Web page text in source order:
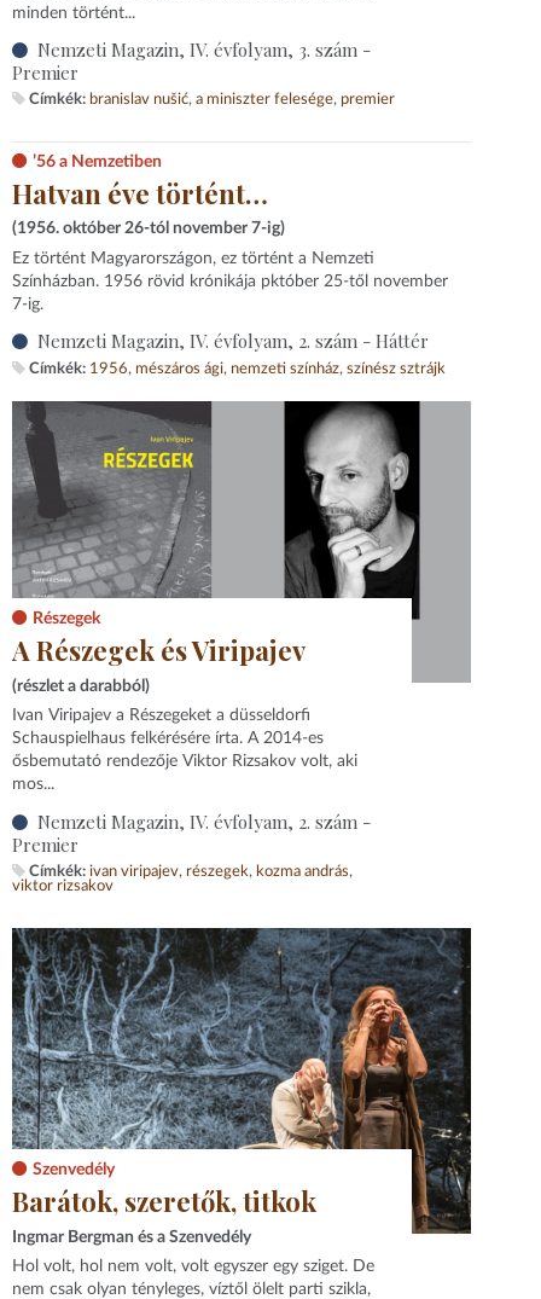
minden történt...
Nemzeti Magazin, IV. évfolyam, 3. szám -
Premier
Címkék: branislav nušić a miniszter felesége premier
’56 a Nemzetiben
Hatvan éve történt…
(1956. október 26-tól november 7-ig)
Ez történt Magyarországon, ez történt a Nemzeti
Színházban. 1956 rövid krónikája pktóber 25-től november
7-ig.
Nemzeti Magazin, IV. évfolyam, 2. szám - Háttér
Címkék: 1956 mészáros ági nemzeti színház színész sztrájk
Részegek
A Részegek és Viripajev
(részlet a darabból)
Ivan Viripajev a Részegeket a düsseldorfi
Schauspielhaus felkérésére írta. A 2014-es
ősbemutató rendezője Viktor Rizsakov volt, aki
mos...
Nemzeti Magazin, IV. évfolyam, 2. szám -
Premier
Címkék: ivan viripajev részegek
kozma andrás
viktor rizsakov
Szenvedély
Barátok, szeretők, titkok
Ingmar Bergman és a Szenvedély
Hol volt, hol nem volt, volt egyszer egy sziget. De
nem csak olyan tényleges, víztől ölelt parti szikla,